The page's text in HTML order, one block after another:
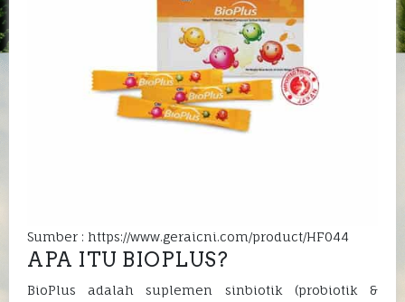
Sumber : https://www.geraicni.com/product/HF044
APA ITU BIOPLUS?
BioPlus adalah suplemen sinbiotik (probiotik &